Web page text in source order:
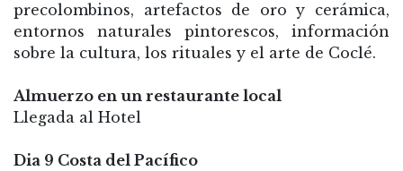
precolombinos, artefactos de oro y cerámica,
entornos naturales pintorescos, información
sobre la cultura, los rituales y el arte de Coclé.
Almuerzo en un restaurante local
Llegada al Hotel
Dia 9 Costa del Pacífico